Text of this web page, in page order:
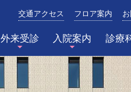
みたき総合病院〈三重県四
外来受診 入院案内 診療
交通アクセス フロア案内